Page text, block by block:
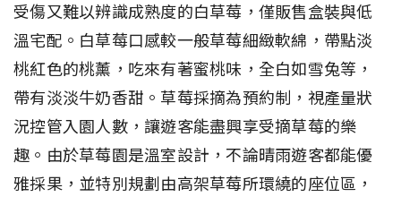
受傷又難以辨識成熟度的白草莓，僅販售盒裝與低
溫宅配。白草莓口感較一般草莓細緻軟綿，帶點淡
桃紅色的桃薰，吃來有著蜜桃味，全白如雪兔等，
帶有淡淡牛奶香甜。草莓採摘為預約制，視產量狀
況控管入園人數，讓遊客能盡興享受摘草莓的樂
趣。由於草莓園是溫室設計，不論晴雨遊客都能優
雅採果，並特別規劃由高架草莓所環繞的座位區，